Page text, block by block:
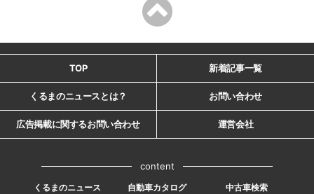
TOP 新着記事一覧
くるまのニュースとは？ お問い合わせ
広告掲載に関するお問い合わせ 運営会社
content
くるまのニュース 自動車カタログ
中古車検索